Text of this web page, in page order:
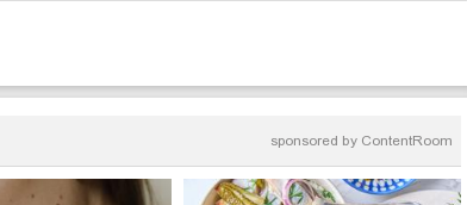
sponsored by ContentRoom